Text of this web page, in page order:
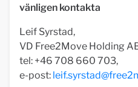
vänligen kontakta
Leif Syrstad,
VD Free2Move Holding
tel: +46 708 660 703,
e-post: